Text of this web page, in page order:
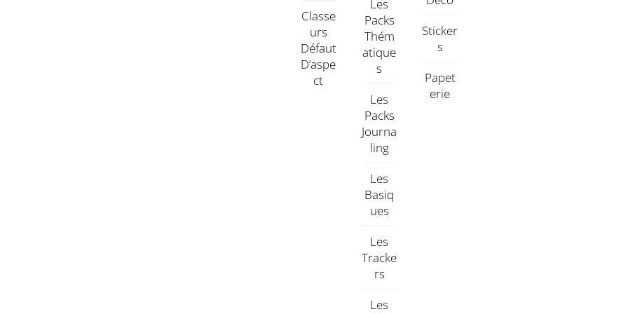
Classe
Urs
Défaut
D’aspe
Ct
Les
Packs
Thém
Atique
S
Les
Packs
Journa
Ling
Les
Basiq
Ues
Les
Tracke
Rs
Les
Sticker
S
Papet
Erie